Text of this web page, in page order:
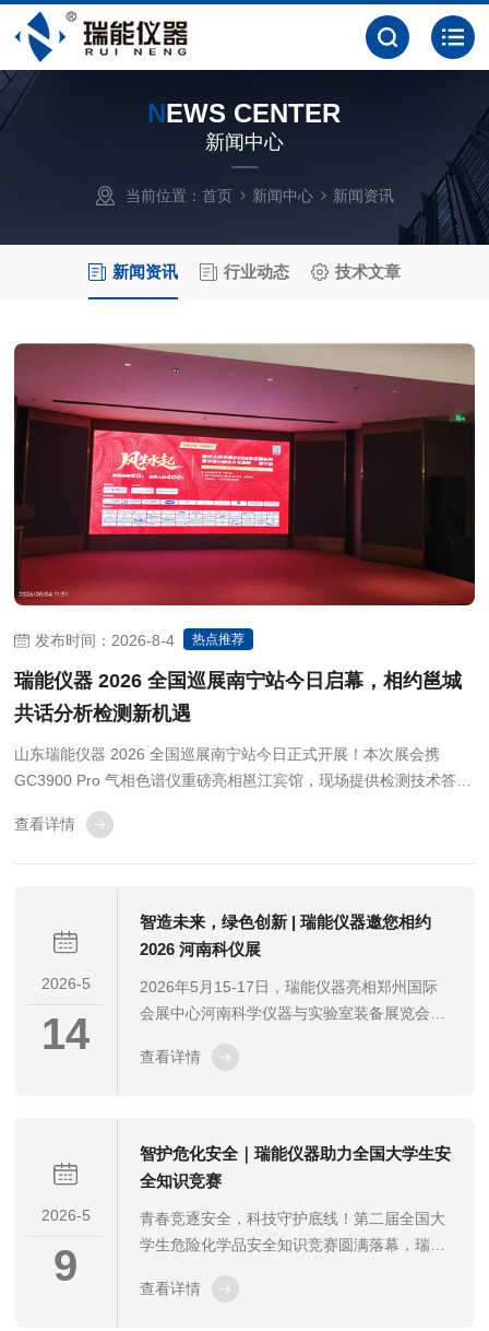
NEWS CENTER
新闻中心
当前位置： 首页 新闻中心 新闻资讯
新闻资讯 行业动态 技术文章
发布时间：2026-8-4 热点推荐
瑞能仪器 2026 全国巡展南宁站今日启幕，相约邕城
共话分析检测新机遇
山东瑞能仪器 2026 全国巡展南宁站今日正式开展！本次展会携
GC3900 Pro 气相色谱仪重磅亮相邕江宾馆，现场提供检测技术答
测技术新方向。
查看详情
2026-5
14
智造未来，绿色创新 | 瑞能仪器邀您相约
2026 河南科仪展
2026年5月15-17日，瑞能仪器亮相郑州国际
会展中心河南科学仪器与实验室装备展览会！
器，为河南高校、科研机构、工业企业提供专
查看详情
2026-5
9
智护危化安全｜瑞能仪器助力全国大学生安
全知识竞赛
青春竞逐安全，科技守护底线！第二届全国大
学生危险化学品安全知识竞赛圆满落幕，瑞能
测技术赋能安全人才培养，为化工行业安全发
查看详情